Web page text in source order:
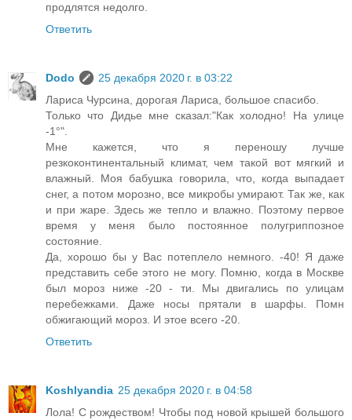
продлятся недолго.
Ответить
Dodo
25 декабря 2020 г. в 03:22
Лариса Чурсина, дорогая Лариса, большое спасибо.
Только что Дидье мне сказал:"Как холодно! На улице
-1°".
Мне кажется, что я переношу лучше
резкоконтинентальный климат, чем такой вот мягкий и
влажный. Моя бабушка говорила, что, когда выпадает
снег, а потом морозно, все микробы умирают. Так же, как
и при жаре. Здесь же тепло и влажно. Поэтому первое
время у меня было постоянное полугриппозное
состояние.
Да, хорошо бы у Вас потеплело немного. -40! Я даже
представить себе этого не могу. Помню, когда в Москве
был мороз ниже -20 - ти. Мы двигались по улицам
перебежками. Даже носы прятали в шарфы. Помн
обжигающий мороз. И этое всего -20.
Ответить
Koshlyandia 25 декабря 2020 г. в 04:58
Лола! С рождеством! Чтобы под новой крышей большого